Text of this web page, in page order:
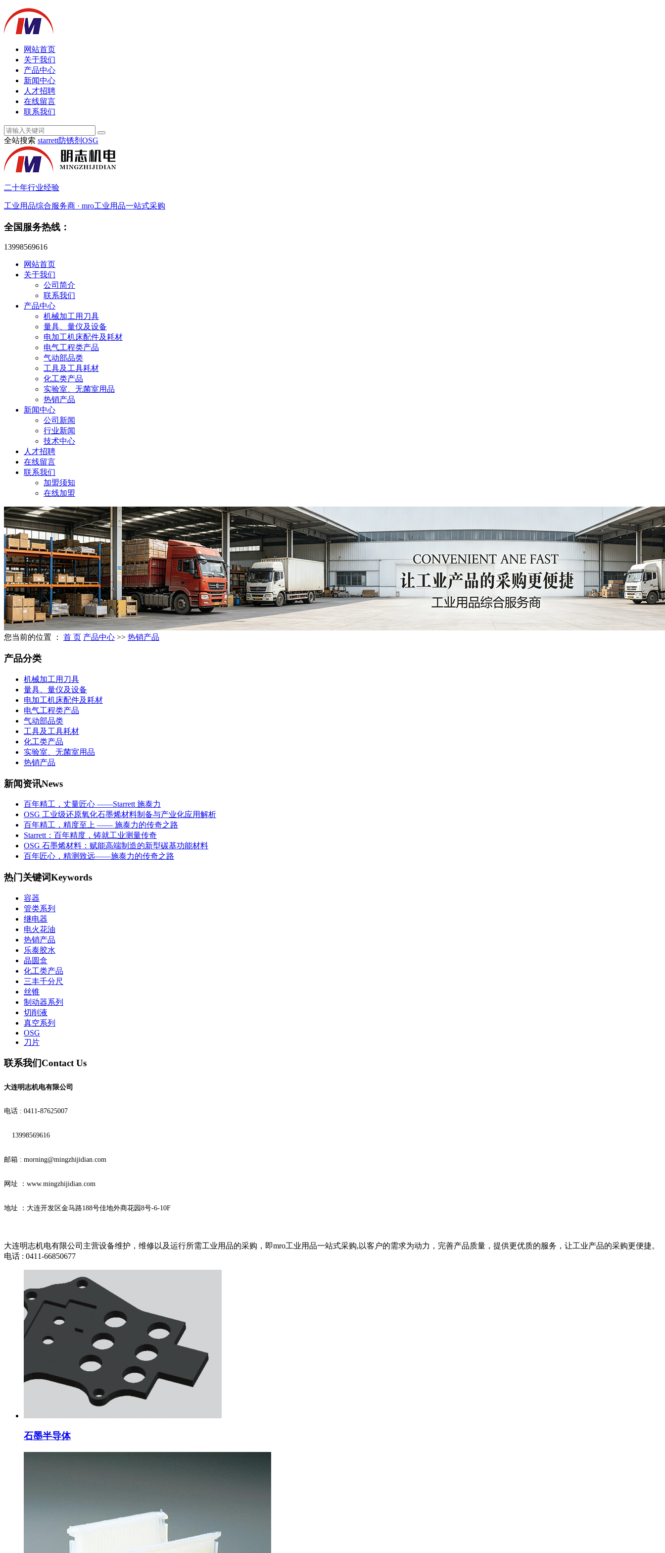
网站首页
关于我们
产品中心
新闻中心
人才招聘
在线留言
联系我们
全站搜索 starrett防锈剂 OSG
二十年行业经验
工业用品综合服务商 · mro工业用品一站式采购
全国服务热线：
13998569616
网站首页
关于我们
公司简介
联系我们
产品中心
机械加工用刀具
量具、量仪及设备
电加工机床配件及耗材
电气工程类产品
气动部品类
工具及工具耗材
化工类产品
实验室、无菌室用品
热销产品
新闻中心
公司新闻
行业新闻
技术中心
人才招聘
在线留言
联系我们
加盟须知
在线加盟
您当前的位置 ： 首 页 产品中心 >> 热销产品
产品分类
机械加工用刀具
量具、量仪及设备
电加工机床配件及耗材
电气工程类产品
气动部品类
工具及工具耗材
化工类产品
实验室、无菌室用品
热销产品
新闻资讯News
百年精工，丈量匠心 ——Starrett 施泰力
OSG 工业级还原氧化石墨烯材料制备与产业化应用解析
百年精工，精度至上 —— 施泰力的传奇之路
Starrett：百年精度，铸就工业测量传奇
OSG 石墨烯材料：赋能高端制造的新型碳基功能材料
百年匠心，精测致远——施泰力的传奇之路
热门关键词Keywords
容器
管类系列
继电器
电火花油
热销产品
乐泰胶水
晶圆盒
化工类产品
三丰千分尺
丝锥
制动器系列
切削液
真空系列
OSG
刀片
联系我们Contact Us
大连明志机电有限公司
电话 : 0411-87625007
13998569616
邮箱 : morning@mingzhijidian.com
网址 ：www.mingzhijidian.com
地址 ：大连开发区金马路188号佳地外商花园8号-6-10F
大连明志机电有限公司主营设备维护，维修以及运行所需工业用品的采购，即mro工业用品一站式采购,以客户的需求为动力，完善产品质量，提供更优质的服务，让工业产品的采购更便捷。
电话 : 0411-66850677
石墨半导体